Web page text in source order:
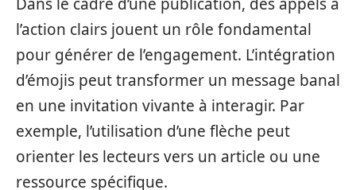
l’action clairs jouent un rôle fondamental
pour générer de l’engagement. L’intégration
d’émojis peut transformer un message banal
en une invitation vivante à interagir. Par
exemple, l’utilisation d’une flèche peut
orienter les lecteurs vers un article ou une
ressource spécifique.